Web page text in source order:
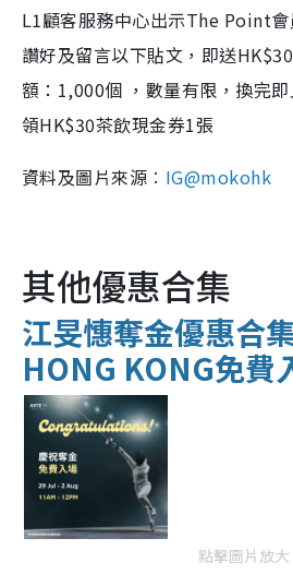
L1顧客服務中心出示The Point
讚好及留言以下貼文，即送
額：1,000個 ，數量有限，換完
領HK$30茶飲現金券1張
資料及圖片來源︰ IG@mokohk
其他優惠合集
江旻憓奪金優惠合
HONG KONG免費
點擊圖片放大